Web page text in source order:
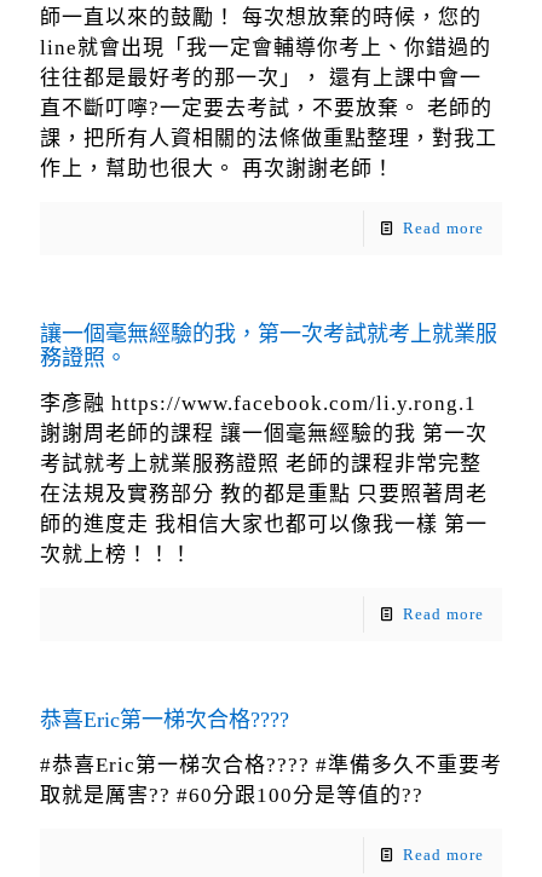
師一直以來的鼓勵！ 每次想放棄的時候，您的
line就會出現「我一定會輔導你考上、你錯過的
往往都是最好考的那一次」， 還有上課中會一
直不斷叮嚀?一定要去考試，不要放棄。 老師的
課，把所有人資相關的法條做重點整理，對我工
作上，幫助也很大。 再次謝謝老師！
Read more
讓一個毫無經驗的我，第一次考試就考上就業服
務證照。
李彥融 https://www.facebook.com/li.y.rong.1
謝謝周老師的課程 讓一個毫無經驗的我 第一次
考試就考上就業服務證照 老師的課程非常完整
在法規及實務部分 教的都是重點 只要照著周老
師的進度走 我相信大家也都可以像我一樣 第一
次就上榜！！！
Read more
恭喜Eric第一梯次合格????
#恭喜Eric第一梯次合格???? #準備多久不重要考
取就是厲害?? #60分跟100分是等值的??
Read more